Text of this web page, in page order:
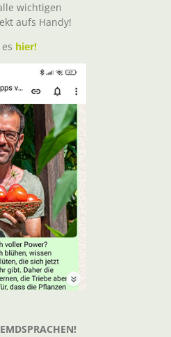
wichtigen
aufs Handy!
hier!